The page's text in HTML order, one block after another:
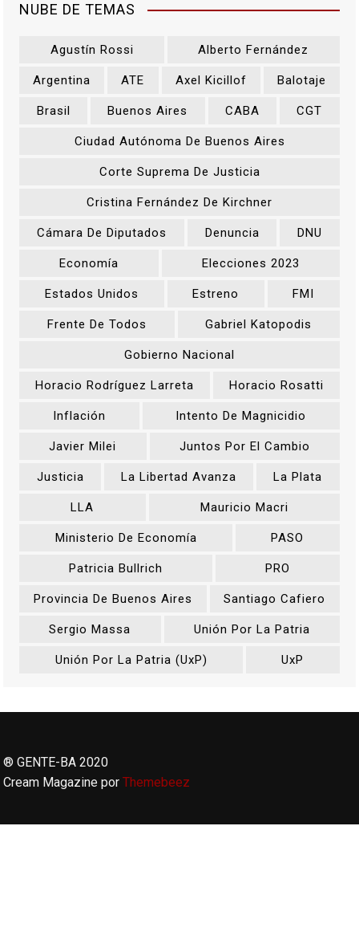
NUBE DE TEMAS
Agustín Rossi Alberto Fernández
Argentina ATE Axel Kicillof Balotaje
Brasil Buenos Aires CABA CGT
Ciudad Autónoma De Buenos Aires
Corte Suprema De Justicia
Cristina Fernández De Kirchner
Cámara De Diputados Denuncia DNU
Economía Elecciones 2023
Estados Unidos Estreno FMI
Frente De Todos Gabriel Katopodis
Gobierno Nacional
Horacio Rodríguez Larreta Horacio Rosatti
Inflación Intento De Magnicidio
Javier Milei Juntos Por El Cambio
Justicia La Libertad Avanza La Plata
LLA Mauricio Macri
Ministerio De Economía PASO
Patricia Bullrich PRO
Provincia De Buenos Aires Santiago Cafiero
Sergio Massa Unión Por La Patria
Unión Por La Patria (UxP) UxP
® GENTE-BA 2020
Cream Magazine porThemebeez